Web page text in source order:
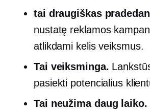
tai draugiškas
nustatę reklamos
atlikdami kelis veiksmus.
Tai veiksminga.
pasiekti potencialius
Tai neužima daug laiko.